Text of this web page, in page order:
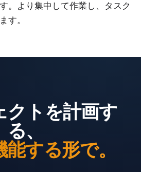
。より集中して作業し、タスク
す。
クトを計画す
る、
する形で。